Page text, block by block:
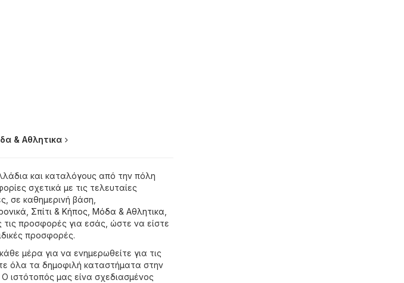
& Aθλητικα
και καταλόγους από την πόλη
σχετικά με τις τελευταίες
σε καθημερινή βάση,
Σπίτι & Κήπος Μόδα & Aθλητικα
προσφορές για εσάς, ώστε να είστε
προσφορές.
μέρα για να ενημερωθείτε για τις
όλα τα δημοφιλή καταστήματα στην
Ο ιστότοπός μας είνα σχεδιασμένος